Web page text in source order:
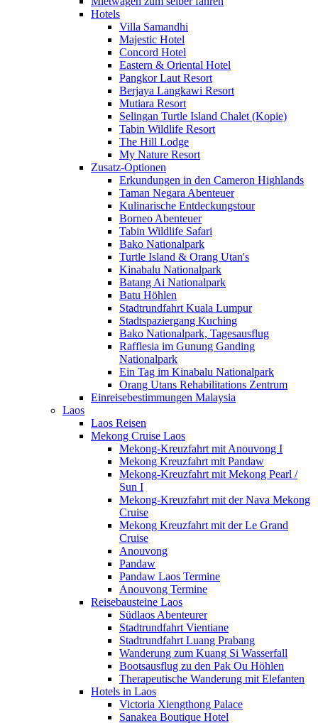
Hotels
Villa Samandhi
Majestic Hotel
Concord Hotel
Eastern & Oriental Hotel
Pangkor Laut Resort
Berjaya Langkawi Resort
Mutiara Resort
Selingan Turtle Island Chalet (Kopie)
Tabin Wildlife Resort
The Hill Lodge
My Nature Resort
Zusatz-Optionen
Erkundungen in den Cameron Highlands
Taman Negara Abenteuer
Kulinarische Entdeckungstour
Borneo Abenteuer
Tabin Wildlife Safari
Bako Nationalpark
Turtle Island & Orang Utan's
Kinabalu Nationalpark
Batang Ai Nationalpark
Batu Höhlen
Stadtrundfahrt Kuala Lumpur
Stadtspaziergang Kuching
Bako Nationalpark, Tagesausflug
Rafflesia im Gunung Ganding
Nationalpark
Ein Tag im Kinabalu Nationalpark
Orang Utans Rehabilitations Zentrum
Einreisebestimmungen Malaysia
Laos
Laos Reisen
Mekong Cruise Laos
Mekong-Kreuzfahrt mit Anouvong I
Mekong Kreuzfahrt mit Pandaw
Mekong-Kreuzfahrt mit Mekong Pearl /
Sun I
Mekong-Kreuzfahrt mit der Nava Mekong
Cruise
Mekong Kreuzfahrt mit der Le Grand
Cruise
Anouvong
Pandaw
Pandaw Laos Termine
Anouvong Termine
Reisebausteine Laos
Südlaos Abenteurer
Stadtrundfahrt Vientiane
Stadtrundfahrt Luang Prabang
Wanderung zum Kuang Si Wasserfall
Bootsausflug zu den Pak Ou Höhlen
Therapeutische Wanderung mit Elefanten
Hotels in Laos
Victoria Xiengthong Palace
Sanakea Boutique Hotel